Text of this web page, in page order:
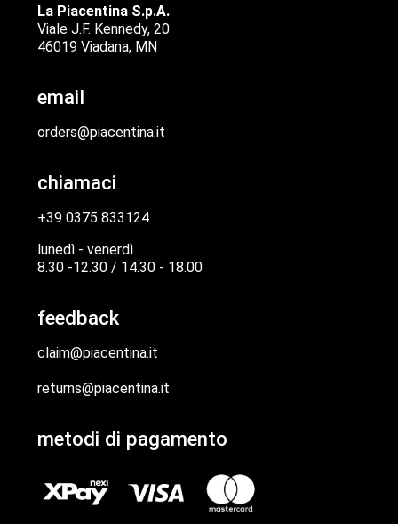
La Piacentina S.p.A.
Viale J.F. Kennedy, 20
46019 Viadana, MN
email
orders@piacentina.it
chiamaci
+39 0375 833124
lunedì - venerdì
8.30 -12.30 / 14.30 - 18.00
feedback
claim@piacentina.it
returns@piacentina.it
metodi di pagamento